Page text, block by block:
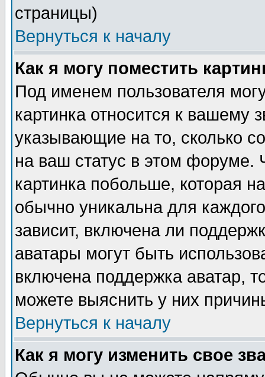
страницы)
Вернуться к началу
Как я могу поместить
Под именем пользователя
картинка относится к вашему
указывающие на то, сколько
на ваш статус в этом форуме.
картинка побольше, которая
обычно уникальна для
зависит, включена ли
аватары могут быть
включена поддержка аватар,
можете выяснить у них
Вернуться к началу
Как я могу изменить свое